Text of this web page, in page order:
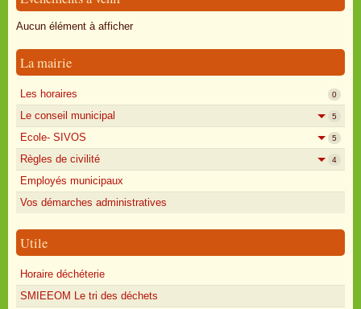
Oisly autrefois
Annonces
Aucun élément à afficher
La mairie
Les horaires 0
Le conseil municipal 5
Ecole- SIVOS 5
Règles de civilité 4
Employés municipaux
Vos démarches administratives
Utile
Horaire déchéterie
SMIEEOM Le tri des déchets